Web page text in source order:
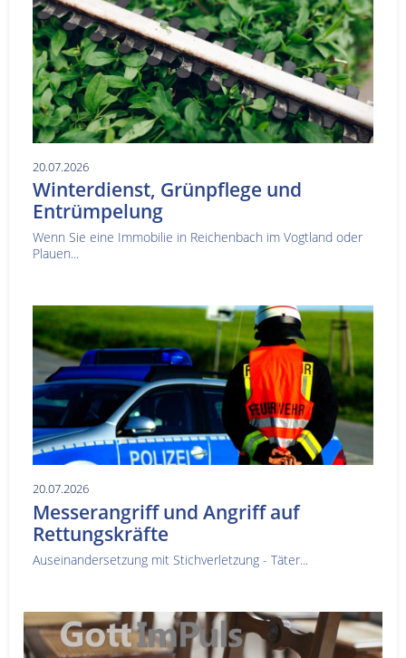
20.07.2026
Winterdienst, Grünpflege und
Entrümpelung
Wenn Sie eine Immobilie in Reichenbach im Vogtland oder
Plauen...
20.07.2026
Messerangriff und Angriff auf
Rettungskräfte
Auseinandersetzung mit Stichverletzung - Täter...